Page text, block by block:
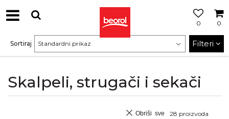
0
0
Skalpeli, strugači i sekači
Sortiraj Filteri
28 proizvoda
Obriši sve